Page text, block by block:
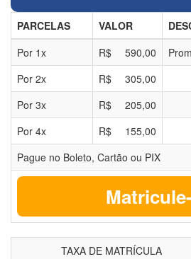
PARCELAS VALOR
Por 1x R$ 590,00
Por 2x R$
305,00
Por 3x R$
205,00
Por 4x R$
155,00
Pague no Boleto, Cartão ou PIX
TAXA DE MATRÍCULA